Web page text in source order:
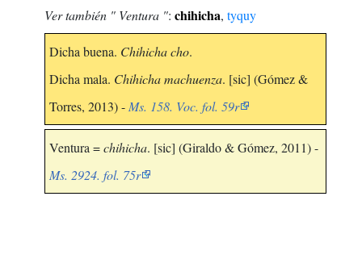
Ver también " Ventura ": chihicha, tyquy
Dicha buena. Chihicha cho.
Dicha mala. Chihicha machuenza. [sic] (Gómez &
Torres, 2013) - Ms. 158. Voc. fol. 59r
Ventura =chihicha. [sic] (Giraldo & Gómez, 2011) -
Ms. 2924. fol. 75r